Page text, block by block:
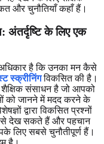
और चुनौतियाँ कहाँ हैं।
अंतर्दृष्टि के लिए एक
है कि उनका मन कैसे
स्क्रीनिंगविकसित की है।
शैक्षिक संसाधन है जो आपको
को जानने में मदद करने के
द्वारा विकसित प्रश्नों
से देख सकते हैं और पहचान
लिए सबसे चुनौतीपूर्ण हैं।